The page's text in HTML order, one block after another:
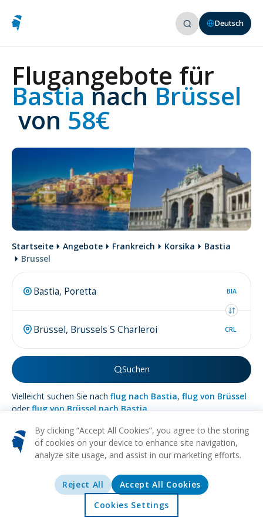
Angebote Erkunden
Deutsch
Flugangebote für
Bastia nach Brüssel
von 58€
Startseite Angebote Frankreich Korsika
Bastia
Brussel
BIA
CRL
Suchen
Vielleicht suchen Sie nach flug nach Bastia, flug von Brüssel
oderflug von Brüssel nach Bastia.
Mehr überBrüssel
KUNST KULTURELL ESSEN ARCHITEKTUR
Entdecken Sie den Reiz von Brüssel, der lebendigen Hauptstadt
Belgiens - ein Teppich aus reicher Geschichte, kulturellem
By clicking “Accept All Cookies”, you agree to the storing
of cookies on your device to enhance site navigation,
analyze site usage, and assist in our marketing efforts.
Reject All
Accept All Cookies
Cookies Settings